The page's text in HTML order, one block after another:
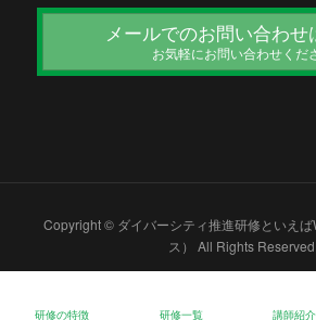
メールでのお問い合わせ
お気軽にお問い合わせくだ
Copyright © ダイバーシティ推進研修といえ
ス） All Rights
研修の特徴 研修一覧 講師紹介